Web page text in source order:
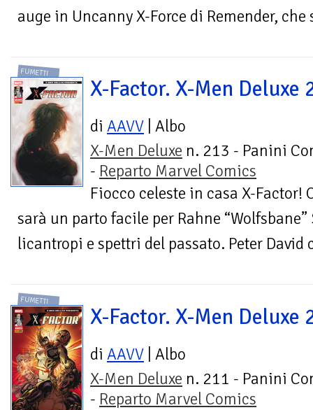
auge in Uncanny X-Force di Remender,
FUMETTI
X-Factor. X-Men Deluxe
di AAVV | Albo
X-Men Deluxe n. 213 - Panini
- Reparto Marvel Comics
Fiocco celeste in casa X-Factor!
sarà un parto facile per Rahne
licantropi e spettri del passato. Peter David
FUMETTI
X-Factor. X-Men Deluxe
di AAVV | Albo
X-Men Deluxe n. 211 - Panini
- Reparto Marvel Comics